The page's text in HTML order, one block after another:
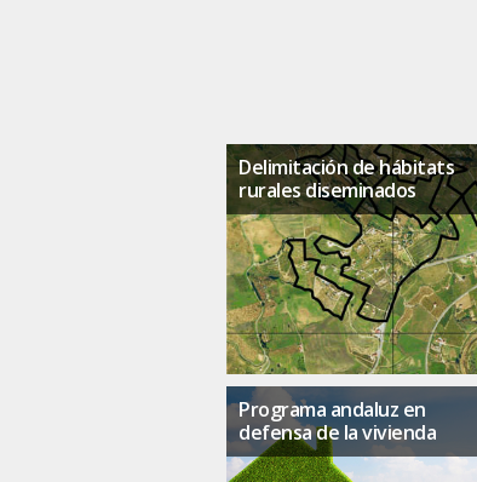
Delimitación de hábitats
rurales diseminados
Programa andaluz en
defensa de la vivienda